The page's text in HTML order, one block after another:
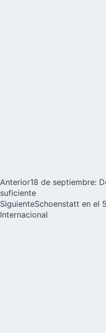
Anterior18 de septiembre:
suficiente
SiguienteSchoenstatt en el
Internacional